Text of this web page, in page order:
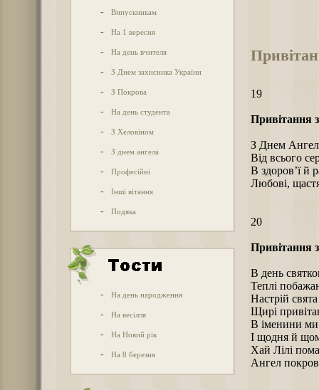
- Випускникам
- На 1 вересня
- На день вчителя
- З Днем захисника України
- З Покрова
- На день студента
- З Хеловіном
- З днем ангела
- Професійні
- Інші вітання
- Подяка
- На день народження
- На весілля
- На Новий рік
- На 8 березня
19
Привітання
З Днем
Від всього
В здоров’ї й
Любові,
20
Привітання
В день
Теплі
Настрій
Щирі
В іменини
І щодня й
Хай Лілі
Ангел